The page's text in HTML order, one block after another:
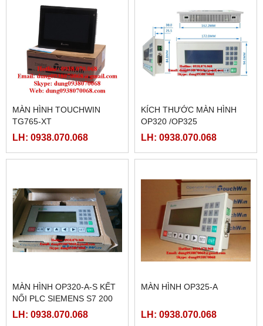
MÀN HÌNH TOUCHWIN
TG765-XT
LH: 0938.070.068
KÍCH THƯỚC MÀN HÌNH
OP320 /OP325
LH: 0938.070.068
MÀN HÌNH OP320-A-S KẾT
NỐI PLC SIEMENS S7 200
LH: 0938.070.068
MÀN HÌNH OP325-A
LH: 0938.070.068